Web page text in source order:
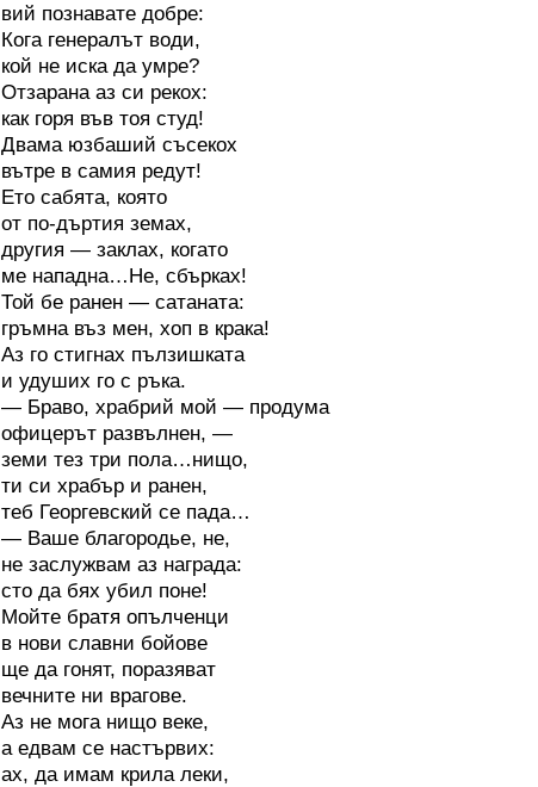
вий познавате добре:
Кога генералът води,
кой не иска да умре?
Отзарана аз си рекох:
как горя във тоя студ!
Двама юзбаший съсекох
вътре в самия редут!
Ето сабята, която
от по-дъртия земах,
другия — заклах, когато
ме нападна…Не, сбърках!
Той бе ранен — сатаната:
гръмна въз мен, хоп в крака!
Аз го стигнах пълзишката
и удуших го с ръка.
— Браво, храбрий мой — продума
офицерът развълнен, —
земи тез три пола…нищо,
ти си храбър и ранен,
теб Георгевский се пада…
— Ваше благородье, не,
не заслужвам аз награда:
сто да бях убил поне!
Мойте братя опълченци
в нови славни бойове
ще да гонят, поразяват
вечните ни врагове.
Аз не мога нищо веке,
а едвам се настървих:
ах, да имам крила леки,